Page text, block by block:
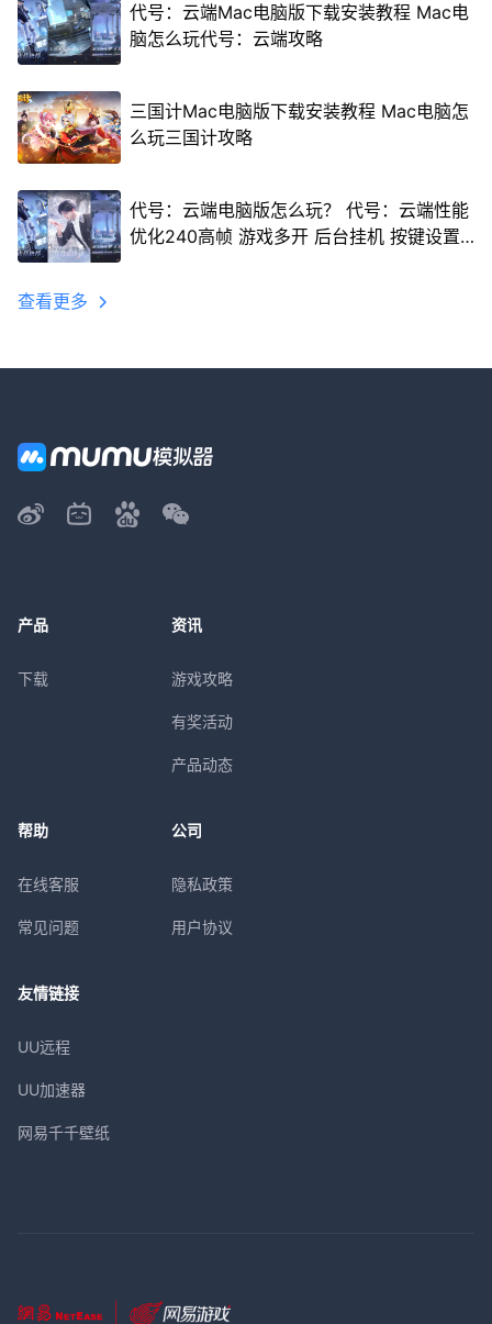
代号：云端Mac电脑版下载安装教程 Mac电
脑怎么玩代号：云端攻略
三国计Mac电脑版下载安装教程 Mac电脑怎
么玩三国计攻略
代号：云端电脑版怎么玩？ 代号：云端性能
优化240高帧 游戏多开 后台挂机 按键设置
查看更多
产品
下载
资讯
游戏攻略
有奖活动
产品动态
帮助
在线客服
常见问题
公司
隐私政策
用户协议
友情链接
UU远程
UU加速器
网易千千壁纸